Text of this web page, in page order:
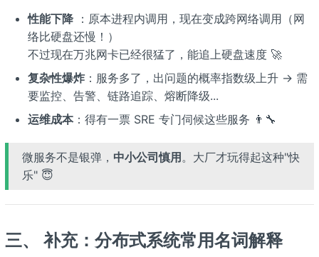
性能下降：原本进程内调用，现在变成跨网络调用（网
络比硬盘还慢！）
不过现在万兆网卡已经很猛了，能追上硬盘速度 🚀
复杂性爆炸：服务多了，出问题的概率指数级上升 → 需
要监控、告警、链路追踪、熔断降级...
运维成本：得有一票 SRE 专门伺候这些服务 👨‍🔧
微服务不是银弹， 中小公司慎用。大厂才玩得起这种"快
乐" 😇
三、 补充：分布式系统常用名词解释